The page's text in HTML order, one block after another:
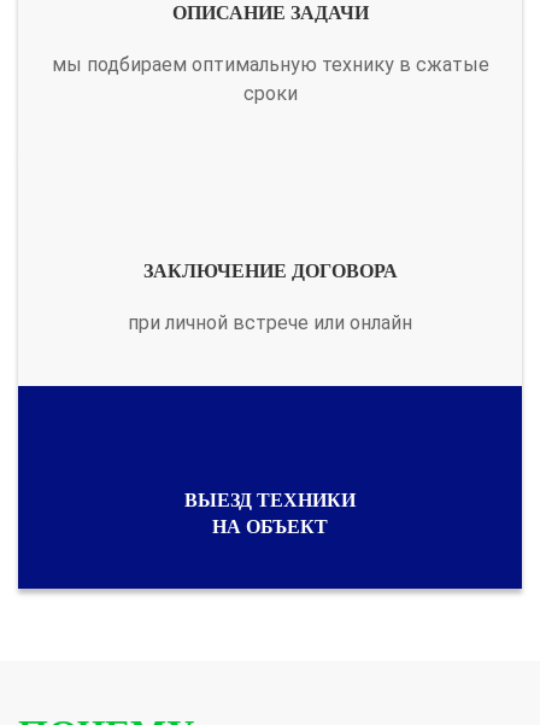
ОПИСАНИЕ ЗАДАЧИ
мы подбираем оптимальную технику в сжатые
сроки
ЗАКЛЮЧЕНИЕ ДОГОВОРА
при личной встрече или онлайн
ВЫЕЗД ТЕХНИКИ
НА ОБЪЕКТ